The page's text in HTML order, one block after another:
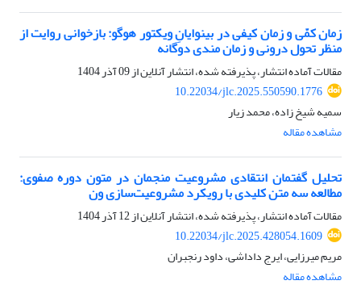
زمان کمّی و زمان کیفی در بینوایانِ ویکتور هوگو: بازخوانی روایت از
منظر تحول درونی و زمان مندی دوگانه
مقالات آماده انتشار، پذیرفته شده، انتشار آنلاین از09 آذر 1404
10.22034/jlc.2025.550590.1776
سمیه شیخ زاده، محمد زیار
مشاهده مقاله
تحلیل گفتمان انتقادی مشروعیت منجمان در متون دوره صفوی:
مطالعه سه متن کلیدی با رویکرد مشروعیت‌سازی ون
مقالات آماده انتشار، پذیرفته شده، انتشار آنلاین از12 آذر 1404
10.22034/jlc.2025.428054.1609
مریم میرزایی، ایرج داداشی، داود رنجبران
مشاهده مقاله